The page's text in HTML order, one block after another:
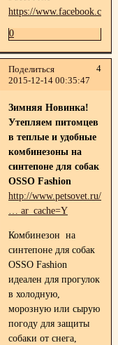
https://
0
Поделиться
4
2015-12-14 00:35:47
Зимняя Новинка!
Утепляем питомцев
в теплые и удобные
комбинезоны на
синтепоне для собак
OSSO Fashion
http://www.petsovet.ru/
… ar_cache=Y
Комбинезон на
синтепоне для собак
OSSO Fashion
идеален для прогулок
в холодную,
морозную или сырую
погоду для защиты
собаки от снега,